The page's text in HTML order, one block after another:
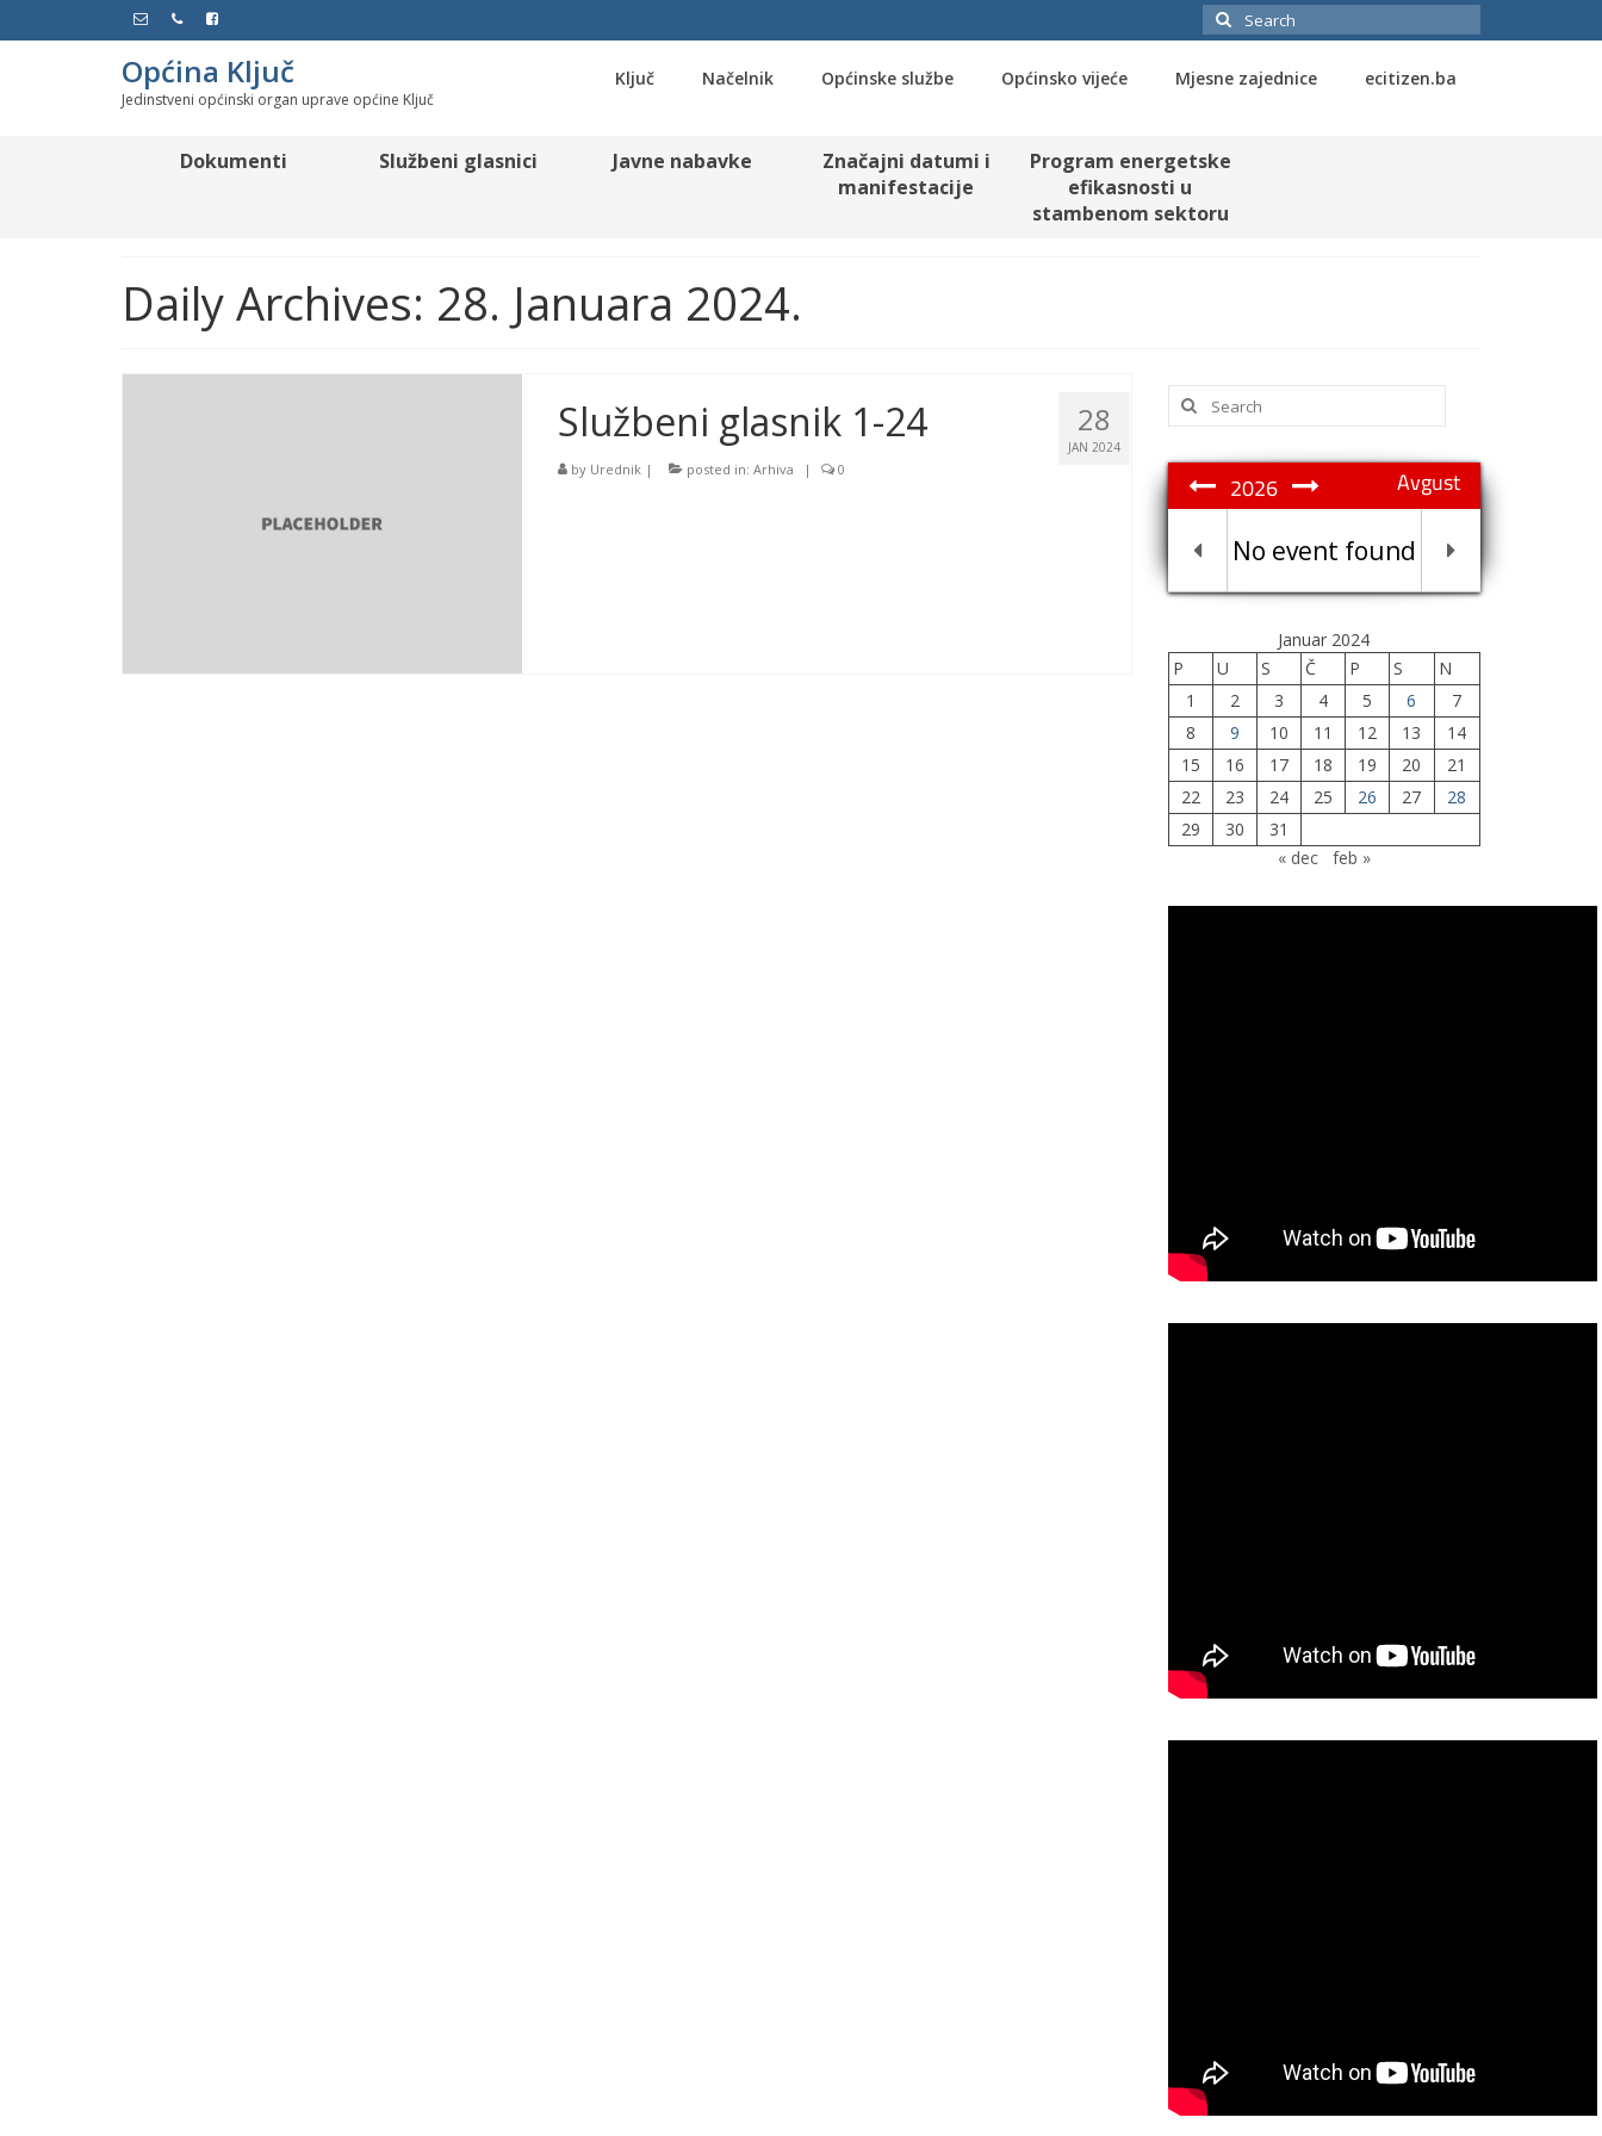
Search
for:
Općina Ključ
Jedinstveni općinski organ uprave općine Ključ
Ključ Načelnik Općinske službe Općinsko vijeće Mjesne zajednice ecitizen.ba
Dokumenti Službeni glasnici Javne nabavke
Značajni datumi i
manifestacije
Program energetske
efikasnosti u
stambenom sektoru
Daily Archives: 28. Januara 2024.
28
JAN 2024
Službeni glasnik 1-24
by Urednik| posted in: Arhiva | 0
Search
for:
Avgust
2026
No event found
Januar 2024
P
U S Č P S
N
1
2 3 4 5 6
7
8
9 10 11 12 13
14
15
16 17 18 19 20
21
22
23 24 25 26 27
28
29
30
31
« dec
feb »